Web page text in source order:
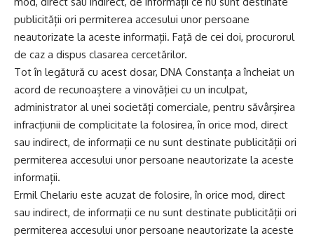
publicității ori permiterea accesului unor persoane
neautorizate la aceste informații. Față de cei doi, procurorul
de caz a dispus clasarea cercetărilor.
Tot în legătură cu acest dosar, DNA Constanța a încheiat un
acord de recunoaștere a vinovăției cu un inculpat,
administrator al unei societăți comerciale, pentru săvârșirea
infracțiunii de complicitate la folosirea, în orice mod, direct
sau indirect, de informații ce nu sunt destinate publicității ori
permiterea accesului unor persoane neautorizate la aceste
informații.
Ermil Chelariu este acuzat de folosire, în orice mod, direct
sau indirect, de informații ce nu sunt destinate publicității ori
permiterea accesului unor persoane neautorizate la aceste